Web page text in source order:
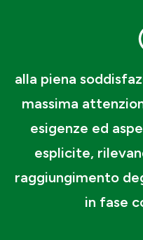
alla piena
massima
esigenze ed
esplicite,
raggiungimento
in fase